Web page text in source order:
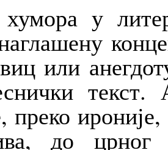
у
или
преко
до